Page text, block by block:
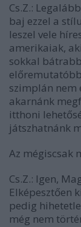
Cs.Z.:
baj ezzel a
leszel vele
amerikaiak,
sokkal
szimplán nem
akarnánk
itthoni
játszhatnánk
Az mégiscsak
Cs.Z.: Igen,
Elképesztően
pedig
még nem